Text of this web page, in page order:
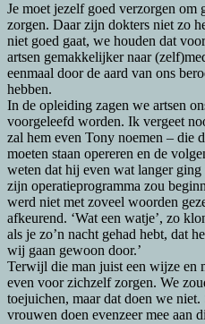
Je moet jezelf goed verzorgen om
zorgen. Daar zijn dokters niet zo
niet goed gaat, we houden dat
artsen gemakkelijker naar
eenmaal door de aard van ons
hebben.
In de opleiding zagen we artsen
voorgeleefd worden. Ik vergeet
zal hem even Tony noemen – die
moeten staan opereren en de
weten dat hij even wat langer
zijn operatieprogramma zou
werd niet met zoveel woorden
afkeurend. ‘Wat een watje’, zo
als je zo’n nacht gehad hebt, dat
wij gaan gewoon door.’
Terwijl die man juist een wijze en
even voor zichzelf zorgen. We
toejuichen, maar dat doen we
vrouwen doen evenzeer mee aan